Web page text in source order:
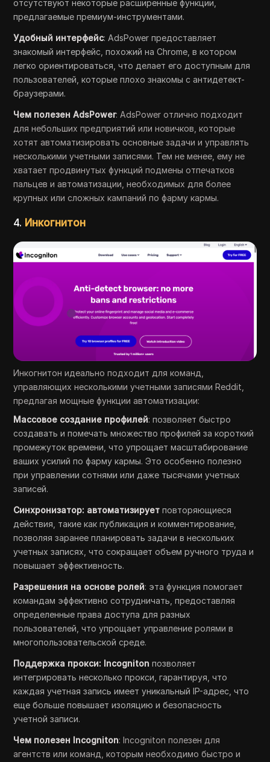
отсутствуют некоторые расширенные функции,
предлагаемые премиум-инструментами.
Удобный интерфейс: AdsPower предоставляет
знакомый интерфейс, похожий на Chrome, в котором
легко ориентироваться, что делает его доступным для
пользователей, которые плохо знакомы с антидетект-
браузерами.
Чем полезен AdsPower: AdsPower отлично подходит
для небольших предприятий или новичков, которые
хотят автоматизировать основные задачи и управлять
несколькими учетными записями. Тем не менее, ему не
хватает продвинутых функций подмены отпечатков
пальцев и автоматизации, необходимых для более
крупных или сложных кампаний по фарму кармы.
4. Инкогнитон
Инкогнитон идеально подходит для команд,
управляющих несколькими учетными записями Reddit,
предлагая мощные функции автоматизации:
Массовое создание профилей: позволяет быстро
создавать и помечать множество профилей за короткий
промежуток времени, что упрощает масштабирование
ваших усилий по фарму кармы. Это особенно полезно
при управлении сотнями или даже тысячами учетных
записей.
Синхронизатор: автоматизирует повторяющиеся
действия, такие как публикация и комментирование,
позволяя заранее планировать задачи в нескольких
учетных записях, что сокращает объем ручного труда и
повышает эффективность.
Разрешения на основе ролей: эта функция помогает
командам эффективно сотрудничать, предоставляя
определенные права доступа для разных
пользователей, что упрощает управление ролями в
многопользовательской среде.
Поддержка прокси: Incogniton позволяет
интегрировать несколько прокси, гарантируя, что
каждая учетная запись имеет уникальный IP-адрес, что
еще больше повышает изоляцию и безопасность
учетной записи.
Чем полезен Incogniton: Incogniton полезен для
агентств или команд, которым необходимо быстро и